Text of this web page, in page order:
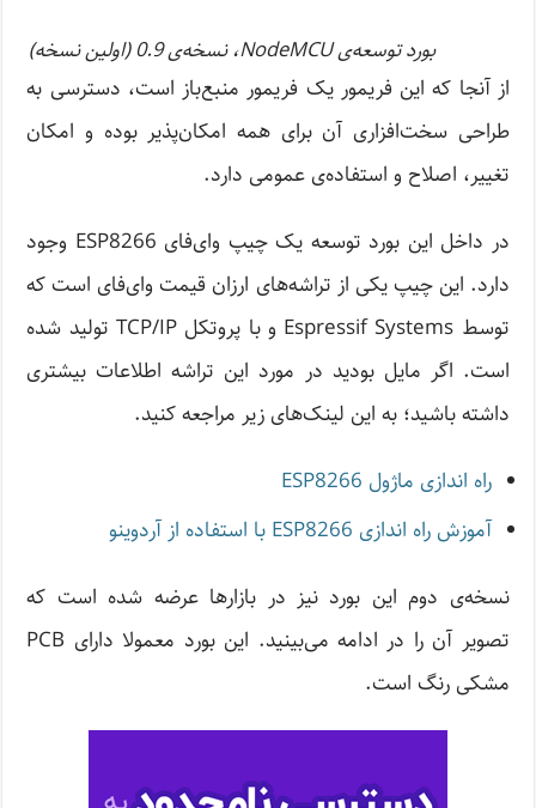
بورد توسعه‌ی NodeMCU، نسخه‌ی 0.9 (اولین نسخه‌)
از آنجا که این فریمور یک فریمور منبع‌باز است، دسترسی به
طراحی سخت‌افزاری آن برای همه امکان‌پذیر بوده و امکان
تغییر، اصلاح و استفاده‌ی عمومی دارد.
در داخل این بورد توسعه یک چیپ وای‌فای ESP8266 وجود
دارد. این چیپ یکی‌ از تراشه‌های ارزان قیمت وای‌فای است که
توسط Espressif Systems و با پروتکل TCP/IP تولید شده
است. اگر مایل بودید در مورد این تراشه اطلاعات بیشتری
داشته باشید؛ به این لینک‌های زیر مراجعه کنید.
راه اندازی ماژول ESP8266
آموزش راه اندازی ESP8266 با استفاده از آردوینو
نسخه‌ی دوم این بورد نیز در بازارها عرضه شده است که
تصویر آن را در ادامه می‌بینید. این بورد معمولا دارای PCB
مشکی رنگ است.